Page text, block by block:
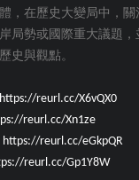
，在歷史大變局中，關
局勢或國際重大議題，
史與觀點。
https://reurl.cc/X6vQX0
reurl.cc/Xn1ze
https://reurl.cc/eGkpQR
reurl.cc/Gp1Y8W